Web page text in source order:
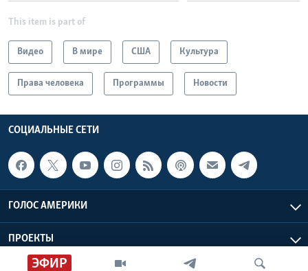
ЭФИР
This item is part of
Видео В мире США Культура
Права человека Программы Новости
СОЦИАЛЬНЫЕ СЕТИ
ГОЛОС АМЕРИКИ
ПРОЕКТЫ